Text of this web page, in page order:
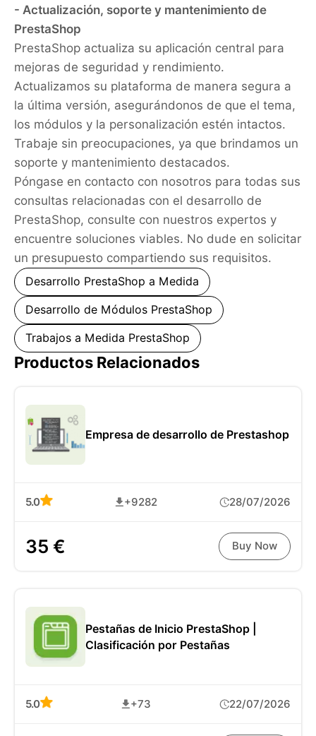
- Actualización, soporte y mantenimiento de
PrestaShop
PrestaShop actualiza su aplicación central para
mejoras de seguridad y rendimiento.
Actualizamos su plataforma de manera segura a
la última versión, asegurándonos de que el tema,
los módulos y la personalización estén intactos.
Trabaje sin preocupaciones, ya que brindamos un
soporte y mantenimiento destacados.
Póngase en contacto con nosotros para todas sus
consultas relacionadas con el desarrollo de
PrestaShop, consulte con nuestros expertos y
encuentre soluciones viables. No dude en solicitar
un presupuesto compartiendo sus requisitos.
Desarrollo PrestaShop a Medida
Desarrollo de Módulos PrestaShop
Trabajos a Medida PrestaShop
Productos Relacionados
Empresa de desarrollo de Prestashop
5.0 +9282 28/07/2026
35 € Buy Now
Pestañas de Inicio PrestaShop |
Clasificación por Pestañas
5.0 +73 22/07/2026